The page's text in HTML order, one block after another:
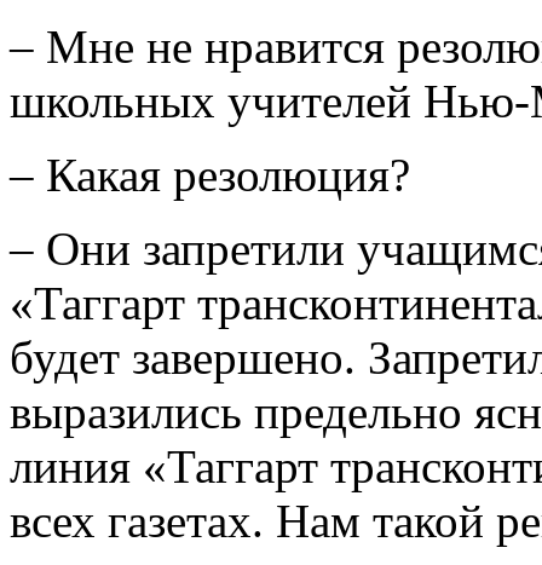
– Мне не нравится
школьных учителей Нью-
– Какая резолюция?
– Они запретили
«Таггарт
будет завершено.
выразились предельно
линия «Таггарт
всех газетах. Нам такой